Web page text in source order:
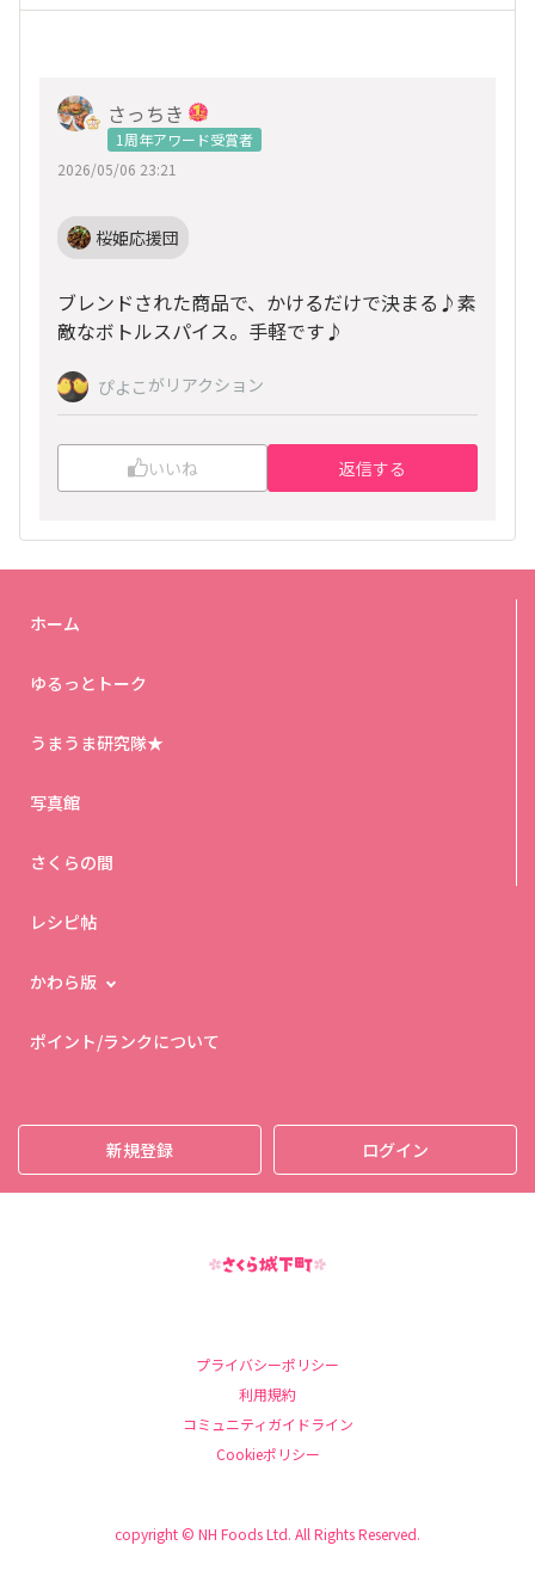
さっちき
1周年アワード受賞者
2026/05/06 23:21
桜姫応援団
ブレンドされた商品で、かけるだけで決まる♪素
敵なボトルスパイス。手軽です♪
ぴよこ がリアクション
いいね 返信する
ホーム
ゆるっとトーク
うまうま研究隊★
写真館
さくらの間
レシピ帖
かわら版
ポイント/ランクについて
新規登録 ログイン
プライバシーポリシー
利用規約
コミュニティガイドライン
Cookieポリシー
copyright © NH Foods Ltd. All Rights Reserved.